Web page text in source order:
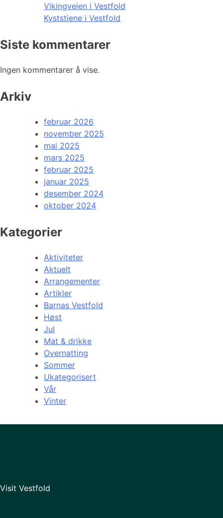
Vikingveien i Vestfold
Kyststiene i Vestfold
Siste kommentarer
Ingen kommentarer å vise.
Arkiv
februar 2026
november 2025
mai 2025
mars 2025
februar 2025
januar 2025
desember 2024
oktober 2024
Kategorier
Aktiviteter
Aktuelt
Arrangementer
Artikler
Barnas Vestfold
Høst
Jul
Mat & drikke
Overnatting
Sommer
Ukategorisert
Vår
Vinter
Visit Vestfold